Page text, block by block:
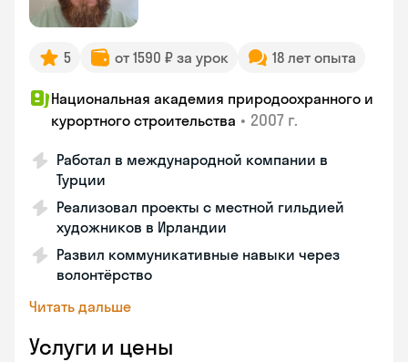
5 от 1590 ₽ за урок 18 лет опыта
Национальная академия природоохранного и
курортного строительства • 2007 г.
Работал в международной компании в
Турции
Реализовал проекты с местной гильдией
художников в Ирландии
Развил коммуникативные навыки через
волонтёрство
Читать дальше
Услуги и цены